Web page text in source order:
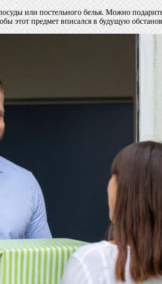
или постельного белья. Можно
этот предмет вписался в будущую